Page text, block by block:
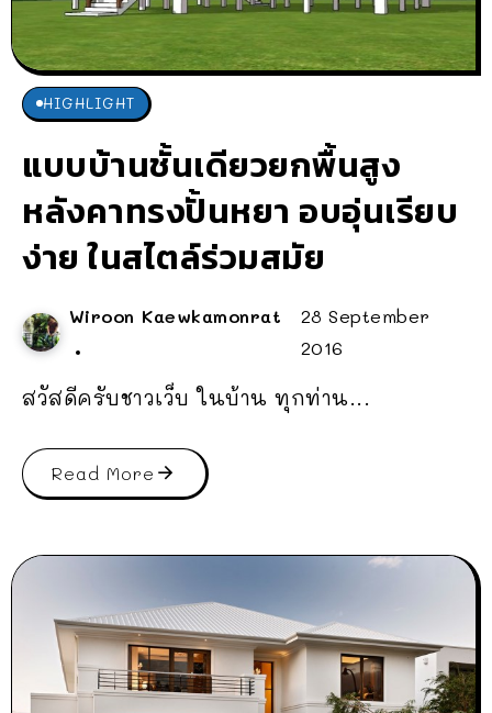
HIGHLIGHT
แบบบ้านชั้นเดียวยกพื้นสูง
หลังคาทรงปั้นหยา อบอุ่นเรียบ
ง่าย ในสไตล์ร่วมสมัย
Wiroon Kaewkamonrat
28 September
2016
สวัสดีครับชาวเว็บ ในบ้าน ทุกท่าน...
Read More